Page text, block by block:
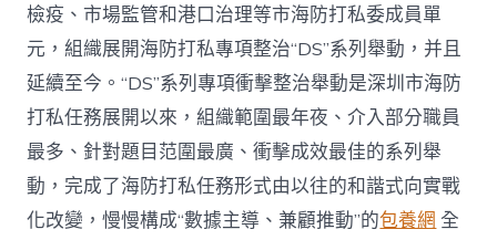
檢疫、市場監管和港口治理等市海防打私委成員單
元，組織展開海防打私專項整治“DS”系列舉動，并且
延續至今。“DS”系列專項衝擊整治舉動是深圳市海防
打私任務展開以來，組織範圍最年夜、介入部分職員
最多、針對題目范圍最廣、衝擊成效最佳的系列舉
動，完成了海防打私任務形式由以往的和諧式向實戰
化改變，慢慢構成“數據主導、兼顧推動”的包養網 全